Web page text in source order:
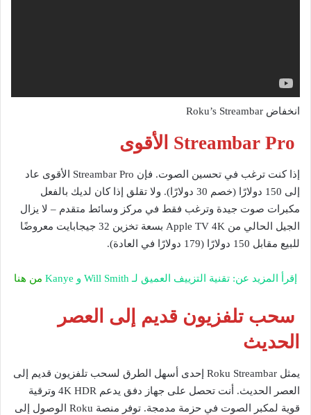
انخفاض Roku’s Streambar
Streambar Pro الأقوى
إذا كنت ترغب في تحسين الصوت. فإن Streambar Pro الأقوى عاد
إلى 150 دولارًا (خصم 30 دولارًا). ولا تقلق إذا كان لديك بالفعل
مكبرات صوت جيدة وترغب فقط في مركز وسائط متقدم – لا يزال
الجيل الحالي من Apple TV 4K بسعة تخزين 32 جيجابايت معروضًا
للبيع مقابل 150 دولارًا (179 دولارًا في العادة).
إقرأ المزيد عن: تقنية التزييف العميق لـ Will Smith و Kanye من هنا
سحب تلفزيون قديم إلى العصر
الحديث
يمثل Roku Streambar إحدى أسهل الطرق لسحب تلفزيون قديم إلى
العصر الحديث. أنت تحصل على جهاز دفق يدعم 4K HDR وترقية
قوية لمكبر الصوت في حزمة مدمجة. توفر منصة Roku الوصول إلى